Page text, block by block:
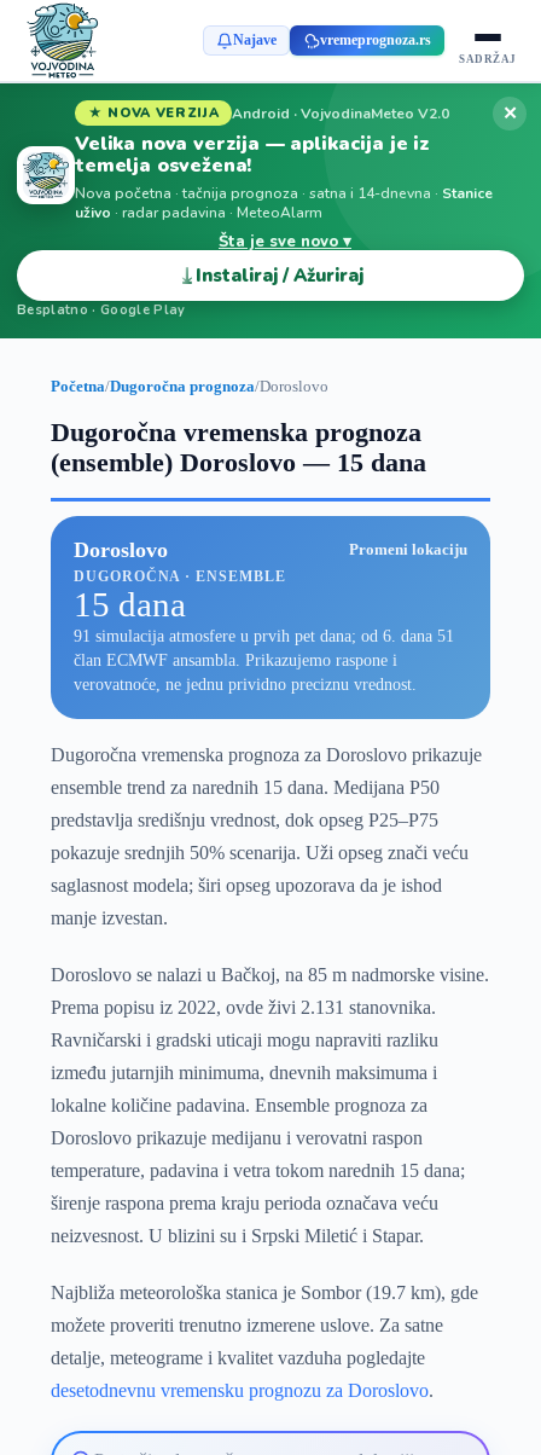
Najave vremeprognoza.rs
SADRŽAJ
★ NOVA VERZIJA Android · VojvodinaMeteo V2.0
Velika nova verzija — aplikacija je iz
temelja osvežena!
Nova početna · tačnija prognoza · satna i 14-dnevna · Stanice
uživo · radar padavina · MeteoAlarm
Šta je sve novo ▾
⤓ Instaliraj / Ažuriraj
Besplatno · Google Play
✕
Početna/Dugoročna prognoza/Doroslovo
Dugoročna vremenska prognoza
(ensemble) Doroslovo — 15 dana
Doroslovo Promeni lokaciju
DUGOROČNA · ENSEMBLE
15 dana
91 simulacija atmosfere u prvih pet dana; od 6. dana 51
član ECMWF ansambla. Prikazujemo raspone i
verovatnoće, ne jednu prividno preciznu vrednost.
Dugoročna vremenska prognoza za Doroslovo prikazuje
ensemble trend za narednih 15 dana. Medijana P50
predstavlja središnju vrednost, dok opseg P25–P75
pokazuje srednjih 50% scenarija. Uži opseg znači veću
saglasnost modela; širi opseg upozorava da je ishod
manje izvestan.
Doroslovo se nalazi u Bačkoj, na 85 m nadmorske visine.
Prema popisu iz 2022, ovde živi 2.131 stanovnika.
Ravničarski i gradski uticaji mogu napraviti razliku
između jutarnjih minimuma, dnevnih maksimuma i
lokalne količine padavina. Ensemble prognoza za
Doroslovo prikazuje medijanu i verovatni raspon
temperature, padavina i vetra tokom narednih 15 dana;
širenje raspona prema kraju perioda označava veću
neizvesnost. U blizini su i Srpski Miletić i Stapar.
Najbliža meteorološka stanica je Sombor (19.7 km), gde
možete proveriti trenutno izmerene uslove. Za satne
detalje, meteograme i kvalitet vazduha pogledajte
desetodnevnu vremensku prognozu za Doroslovo.